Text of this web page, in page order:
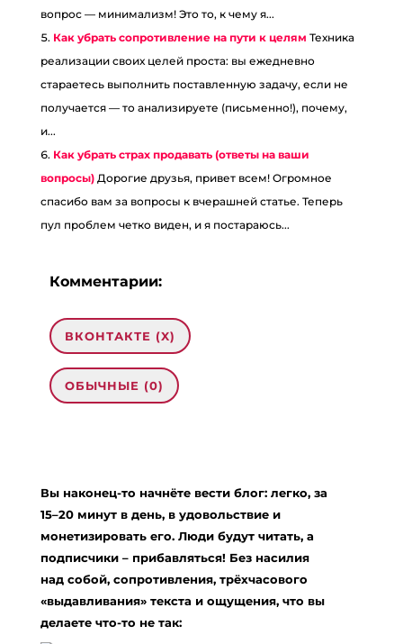
вопрос — минимализм! Это то, к чему я...
Как убрать сопротивление на пути к целям Техника
реализации своих целей проста: вы ежедневно
стараетесь выполнить поставленную задачу, если не
получается — то анализируете (письменно!), почему,
и...
Как убрать страх продавать (ответы на ваши
вопросы) Дорогие друзья, привет всем! Огромное
спасибо вам за вопросы к вчерашней статье. Теперь
пул проблем четко виден, и я постараюсь...
Комментарии:
ВКОНТАКТЕ (X)
ОБЫЧНЫЕ (0)
Обязательные поля помечены*
Вы наконец-то начнёте вести блог: легко, за
15–20 минут в день, в удовольствие и
монетизировать его. Люди будут читать, а
подписчики – прибавляться! Без насилия
над собой, сопротивления, трёхчасового
«выдавливания» текста и ощущения, что вы
делаете что-то не так: